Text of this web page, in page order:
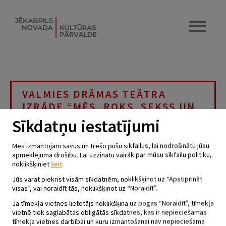
VALMIES DRĀMAS TEĀTRA
IZRĀDE “MĒS, ROKS, SEKSS UN
PSRS”
12.10.2022 - plkst.19.00
Krustpils kultūras centrs
12. oktobrī plkst. 19.00 Krustpils kultūras centrā būs
iespēja skatīties izrādi, satīru par dzīvi “MĒS, ROKS,
Šis ir stāsts par jauniem cilvēkiem, kuri 1985.gadā piedzīvoja
leģendāro grupas “Pērkons” koncertu Ogres estrādē un tam
Sīkdatņu iestatījumi
Mēs izmantojam savus un trešo pušu sīkfailus, lai nodrošinātu jūsu
apmeklējuma drošību. Lai uzzinātu vairāk par mūsu sīkfailu politiku,
noklikšķinietšeit.
Jūs varat piekrist visām sīkdatnēm, noklikšķinot uz “Apstiprināt
visas”, vai noraidīt tās, noklikšķinot uz “Noraidīt”.
Ja tīmekļa vietnes lietotājs noklikšķina uz pogas “Noraidīt”, tīmekļa
vietnē tiek saglabātas obligātās sīkdatnes, kas ir nepieciešamas
tīmekļa vietnes darbībai un kuru izmantošanai nav nepieciešama